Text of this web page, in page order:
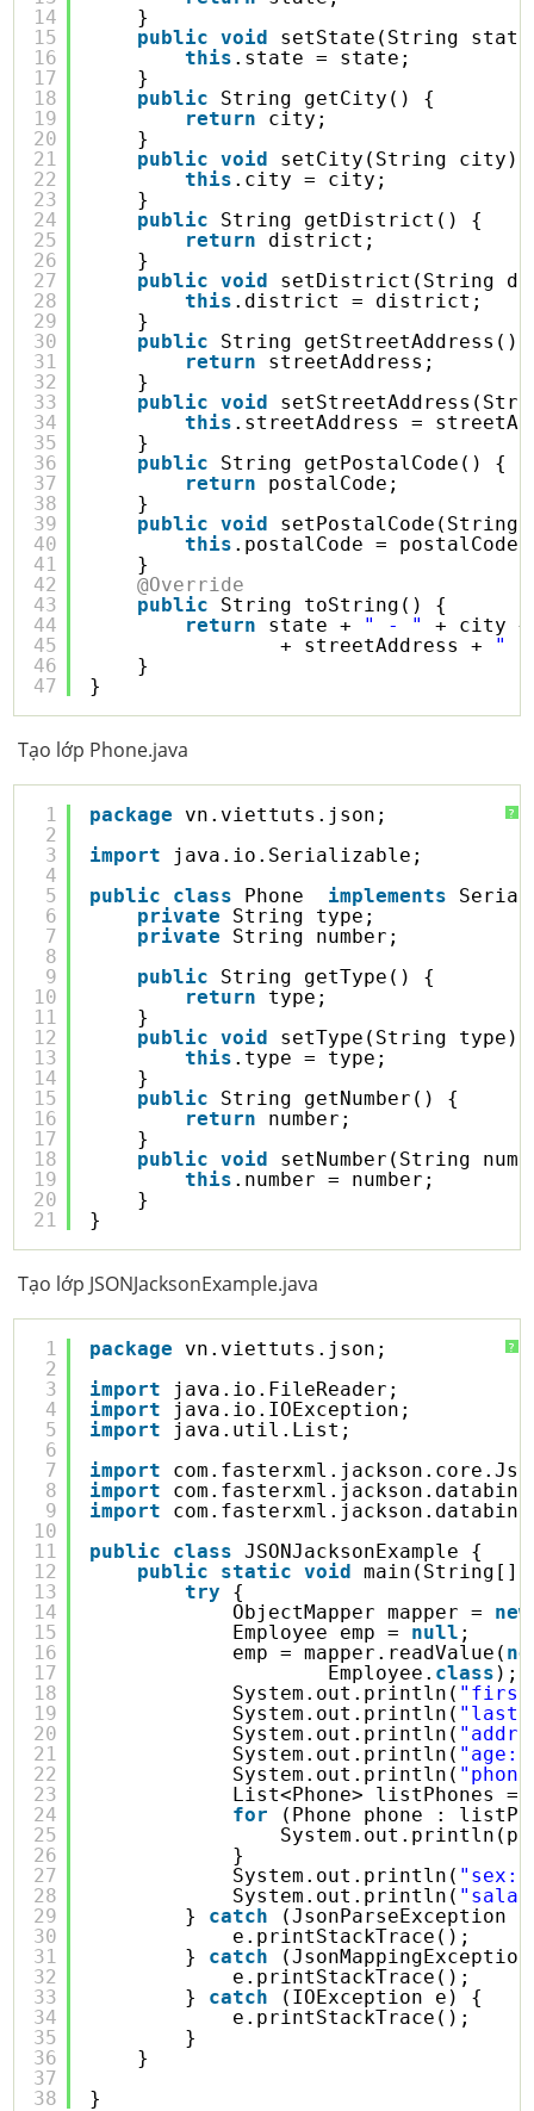
14
15
16
17
18
19
20
21
22
23
24
25
26
27
28
29
30
31
32
33
34
35
36
37
38
39
40
41
42
43
44
45
46
47
}
public
void
setState(String
this .state = state;
}
public
String getCity() {
return
city;
}
public
void
setCity(String city)
this .city = city;
}
public
String getDistrict() {
return
district;
}
public
void
setDistrict(String
this .district = district;
}
public
String getStreetAddress()
return
streetAddress;
}
public
void
this .streetAddress =
}
public
String getPostalCode() {
return
postalCode;
}
public
void
setPostalCode(String
this .postalCode = postalCode;
}
@Override
public
String toString() {
return
state + " - "
+ city
+ streetAddress + "
}
}
Tạo lớp Phone.java
?
1
2
3
4
5
6
7
8
9
10
11
12
13
14
15
16
17
18
19
20
21
package
vn.viettuts.json;
import
java.io.Serializable;
public
class Phone implements
private
String type;
private
String number;
public
String getType() {
return
type;
}
public
void
setType(String type)
this .type = type;
}
public
String getNumber() {
return
number;
}
public
void
setNumber(String
this .number = number;
}
}
Tạo lớp JSONJacksonExample.java
?
1
2
3
4
5
6
7
8
9
10
11
12
13
14
15
16
17
18
19
20
21
22
23
24
25
26
27
28
29
30
31
32
33
34
35
36
37
38
package
vn.viettuts.json;
import
java.io.FileReader;
import
java.io.IOException;
import
java.util.List;
import
import
import
public
class
JSONJacksonExample {
public
static void
main(String[]
try
{
ObjectMapper mapper = new
Employee emp = null ;
emp = mapper.readValue(
Employee. class );
System.out.println(
System.out.println(
System.out.println(
System.out.println( "age:
System.out.println(
List<Phone> listPhones =
for
(Phone phone :
}
System.out.println( "sex:
System.out.println(
} catch
(JsonParseException
e.printStackTrace();
} catch
e.printStackTrace();
} catch
(IOException e) {
e.printStackTrace();
}
}
}